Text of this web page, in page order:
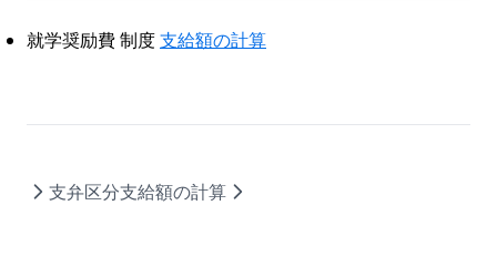
就学奨励費 制度支給額の計算
支弁区分支給額の計算